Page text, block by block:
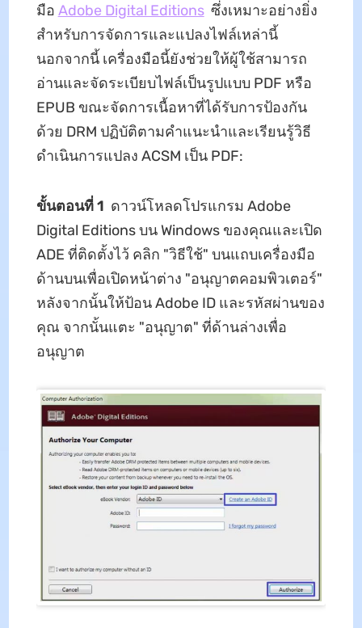
มือ Adobe Digital Editionsซึ่งเหมาะอย่างยิ่ง
สำหรับการจัดการและแปลงไฟล์เหล่านี้
นอกจากนี้ เครื่องมือนี้ยังช่วยให้ผู้ใช้สามารถ
อ่านและจัดระเบียบไฟล์เป็นรูปแบบ PDF หรือ
EPUB ขณะจัดการเนื้อหาที่ได้รับการป้องกัน
ด้วย DRM ปฏิบัติตามคำแนะนำและเรียนรู้วิธี
ดำเนินการแปลง ACSM เป็น PDF:
ขั้นตอนที่ 1 ดาวน์โหลดโปรแกรม Adobe
Digital Editions บน Windows ของคุณและเปิด
ADE ที่ติดตั้งไว้ คลิก "วิธีใช้" บนแถบเครื่องมือ
ด้านบนเพื่อเปิดหน้าต่าง "อนุญาตคอมพิวเตอร์"
หลังจากนั้นให้ป้อน Adobe ID และรหัสผ่านของ
คุณ จากนั้นแตะ "อนุญาต" ที่ด้านล่างเพื่อ
อนุญาต